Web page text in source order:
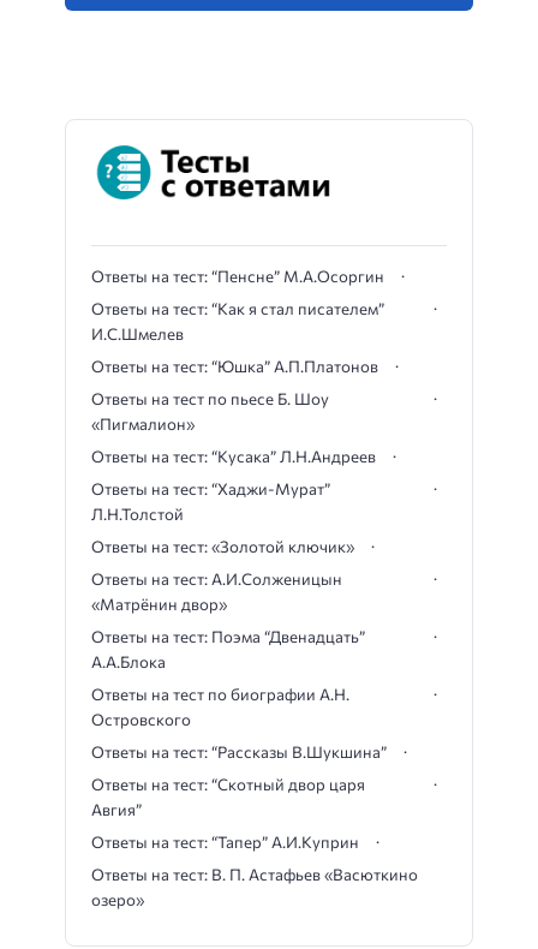
Ответы на тест: “Пенсне” М.А.Осоргин
Ответы на тест: “Как я стал писателем”
И.С.Шмелев
Ответы на тест: “Юшка” А.П.Платонов
Ответы на тест по пьесе Б. Шоу
«Пигмалион»
Ответы на тест: “Кусака” Л.Н.Андреев
Ответы на тест: “Хаджи-Мурат”
Л.Н.Толстой
Ответы на тест: «Золотой ключик»
Ответы на тест: А.И.Солженицын
«Матрёнин двор»
Ответы на тест: Поэма “Двенадцать”
А.А.Блока
Ответы на тест по биографии А.Н.
Островского
Ответы на тест: “Рассказы В.Шукшина”
Ответы на тест: “Скотный двор царя
Авгия”
Ответы на тест: “Тапер” А.И.Куприн
Ответы на тест: В. П. Астафьев «Васюткино
озеро»